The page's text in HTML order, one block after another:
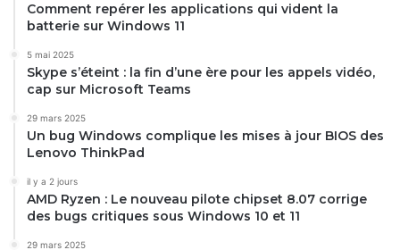
Comment repérer les applications qui vident la
batterie sur Windows 11
5 mai 2025
Skype s’éteint : la fin d’une ère pour les appels vidéo,
cap sur Microsoft Teams
29 mars 2025
Un bug Windows complique les mises à jour BIOS des
Lenovo ThinkPad
il y a 2 jours
AMD Ryzen : Le nouveau pilote chipset 8.07 corrige
des bugs critiques sous Windows 10 et 11
29 mars 2025